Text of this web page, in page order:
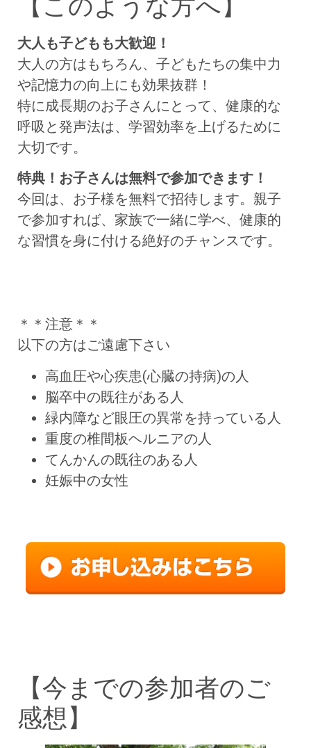
【 このような方へ】
大人も子どもも大歓迎！
大人の方はもちろん、子どもたちの集中力
や記憶力の向上にも効果抜群！
特に成長期のお子さんにとって、健康的な
呼吸と発声法は、学習効率を上げるために
大切です。
特典！お子さんは無料で参加できます！
今回は、お子様を無料で招待します。親子
で参加すれば、家族で一緒に学べ、健康的
な習慣を身に付ける絶好のチャンスです。
＊＊注意＊＊
以下の方はご遠慮下さい
高血圧や心疾患(心臓の持病)の人
脳卒中の既往がある人
緑内障など眼圧の異常を持っている人
重度の椎間板ヘルニアの人
てんかんの既往のある人
妊娠中の女性
【今までの参加者のご
感想】